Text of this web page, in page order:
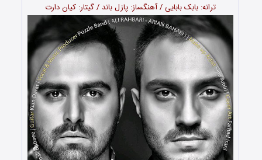
ترانه: بابک بابایی / آهنگساز: پازل باند / گیتار: کیان دارت